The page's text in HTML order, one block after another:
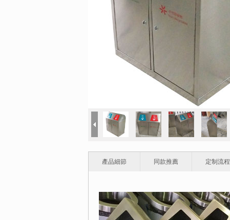
產品細節 同款推薦 定制流程